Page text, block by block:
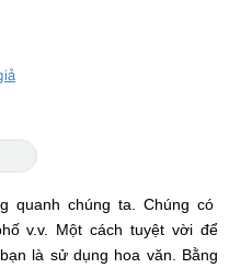
quanh chúng ta. Chúng có
v.v. Một cách tuyệt vời để
là sử dụng hoa văn. Bằng